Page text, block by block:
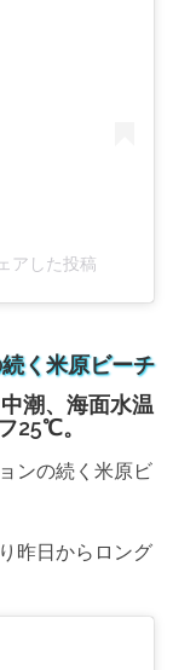
アした投稿
く米原ビーチ
潮、海面水温
25℃。
ンの続く米原ビ
昨日からロング